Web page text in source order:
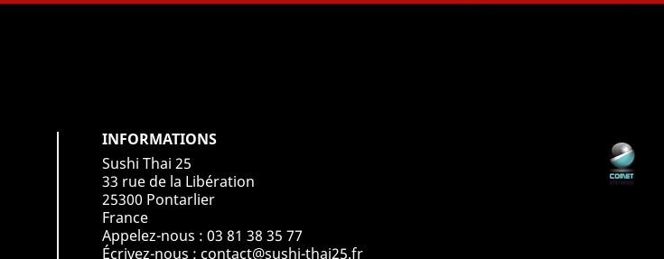
INFORMATIONS
Sushi Thai 25
33 rue de la Libération
25300 Pontarlier
France
Appelez-nous : 03 81 38 35 77
Écrivez-nous : contact@sushi-thai25.fr